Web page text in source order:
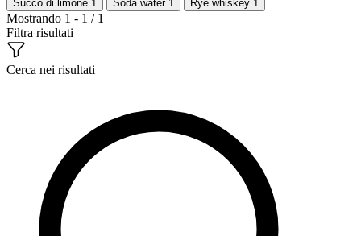
Succo di limone 1 Soda water 1 Rye whiskey 1
Mostrando 1 - 1 / 1
Filtra risultati
Cerca nei risultati